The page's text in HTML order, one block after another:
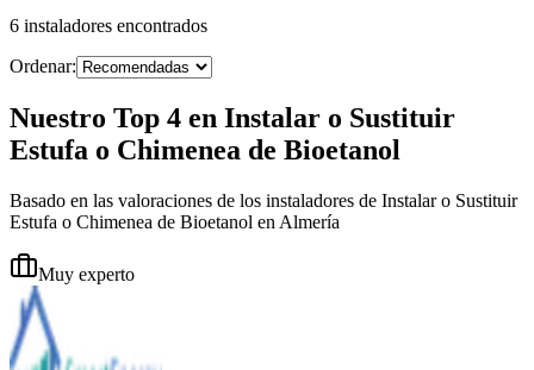
6 instaladores encontrados
Ordenar:
Nuestro Top 4 en Instalar o Sustituir
Estufa o Chimenea de Bioetanol
Basado en las valoraciones de los instaladores de Instalar o Sustituir
Estufa o Chimenea de Bioetanol en Almería
Muy experto